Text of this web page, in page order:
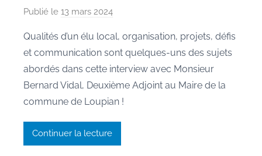
Publié le 13 mars 2024
r
M
a
u
r
e
Qualités d’un élu local, organisation, projets, défis
et communication sont quelques-uns des sujets
abordés dans cette interview avec Monsieur
Bernard Vidal, Deuxième Adjoint au Maire de la
commune de Loupian !
Continuer la lecture